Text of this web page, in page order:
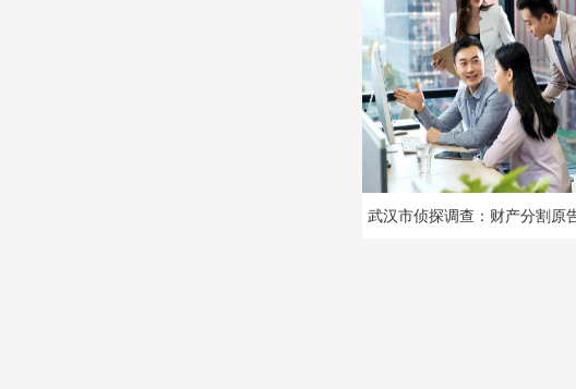
武汉市侦探调查：财产分割原